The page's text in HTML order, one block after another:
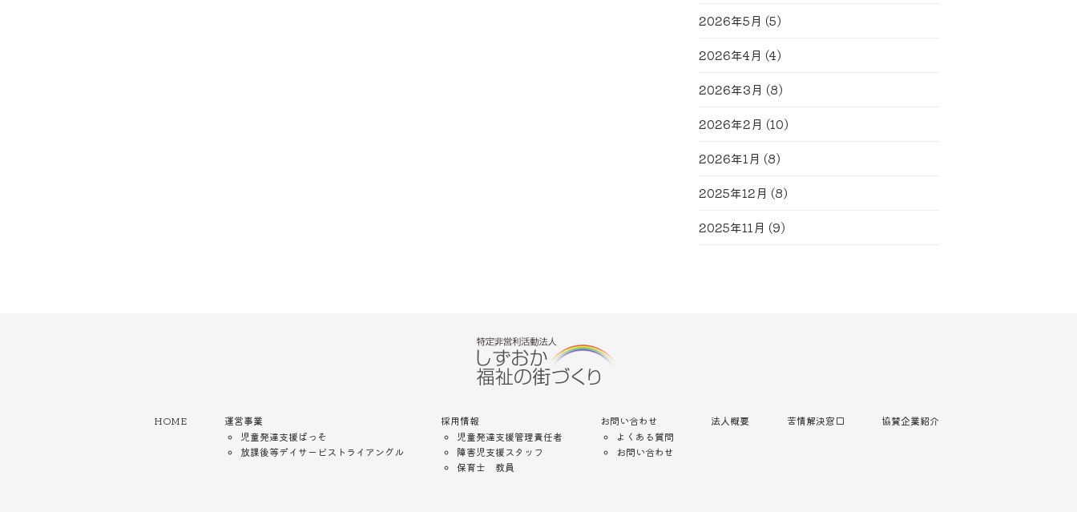
2026年5月 (5)
2026年4月 (4)
2026年3月 (8)
2026年2月 (10)
2026年1月 (8)
2025年12月 (8)
2025年11月 (9)
HOME
運営事業
児童発達支援ぱっそ
放課後等デイサービストライアングル
採用情報
児童発達支援管理責任者
障害児支援スタッフ
保育士 教員
お問い合わせ
よくある質問
お問い合わせ
法人概要 苦情解決窓口 協賛企業紹介